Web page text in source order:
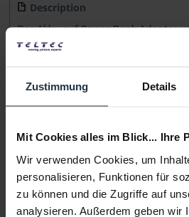
Zustimmung Details
Mit Cookies alles im Blick... Ihre
Wir verwenden Cookies, um
personalisieren, Funktionen für
zu können und die Zugriffe auf
analysieren. Außerdem geben wir
Description
Der Akku auf Power Bank Adapter
Intelligent Flight Battery der Mavic
Consultation
Manufacturer & Product Safety
Folgende Infos zum Hersteller sind